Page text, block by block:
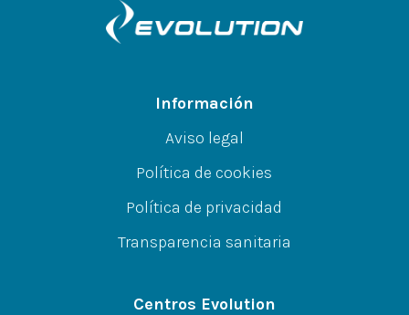
Información
Aviso legal
Política de cookies
Política de privacidad
Transparencia sanitaria
Centros Evolution